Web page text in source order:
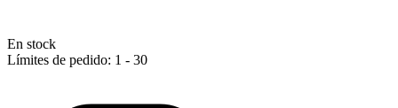
En stock
Límites de pedido: 1 - 30